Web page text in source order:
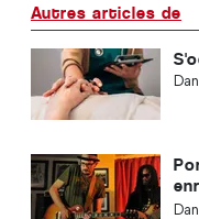
Autres articles de